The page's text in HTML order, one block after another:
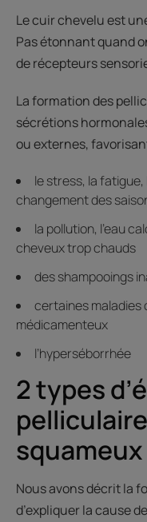
Le cuir chevelu est
Pas étonnant quand
de récepteurs
La formation des
sécrétions
ou externes,
le stress, la fatigue,
changement des
la pollution, l’eau
cheveux trop chauds
des shampooings
certaines
médicamenteux
l’hyperséborrhée
2 types
squameux
Nous avons décrit la
d’expliquer la cause